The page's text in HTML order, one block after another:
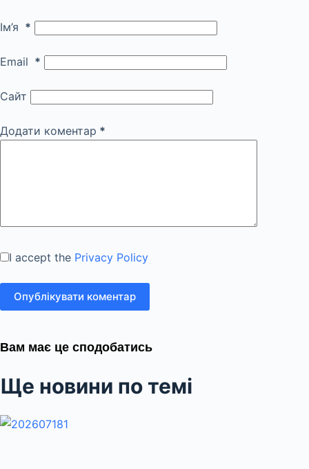
Ім’я *
Email *
Сайт
Додати коментар *
I accept the Privacy Policy
Опублікувати коментар
Вам має це сподобатись
Ще новини по темі